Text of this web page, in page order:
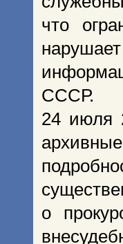
что
СССР.
24 июля
о